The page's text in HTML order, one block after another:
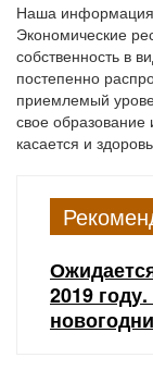
Наша информация
Экономические
собственность в
постепенно
приемлемый
свое образование
касается и
2019